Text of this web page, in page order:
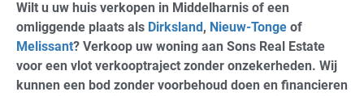
Wilt u uw huis verkopen in Middelharnis of een
omliggende plaats als Dirksland , Nieuw-Tonge of
Melissant? Verkoop uw woning aan Sons Real Estate
voor een vlot verkooptraject zonder onzekerheden. Wij
kunnen een bod zonder voorbehoud doen en financieren